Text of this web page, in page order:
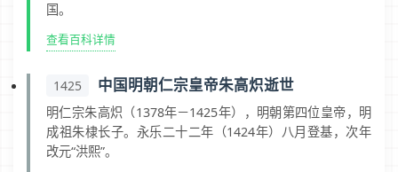
国。
查看百科详情
1425 中国明朝仁宗皇帝朱高炽逝世
明仁宗朱高炽（1378年－1425年），明朝第四位皇帝，明
成祖朱棣长子。永乐二十二年（1424年）八月登基，次年
改元“洪熙”。